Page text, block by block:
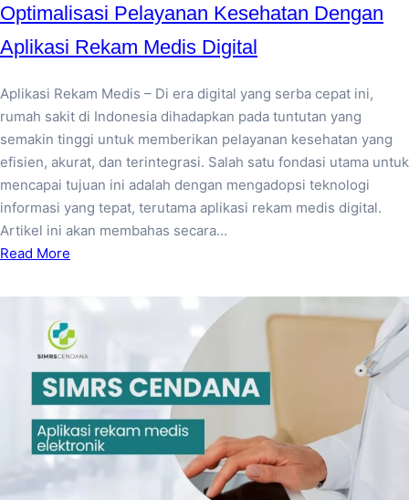
Optimalisasi Pelayanan Kesehatan Dengan
Aplikasi Rekam Medis Digital
Aplikasi Rekam Medis – Di era digital yang serba cepat ini,
rumah sakit di Indonesia dihadapkan pada tuntutan yang
semakin tinggi untuk memberikan pelayanan kesehatan yang
efisien, akurat, dan terintegrasi. Salah satu fondasi utama untuk
mencapai tujuan ini adalah dengan mengadopsi teknologi
informasi yang tepat, terutama aplikasi rekam medis digital.
Artikel ini akan membahas secara…
Read More